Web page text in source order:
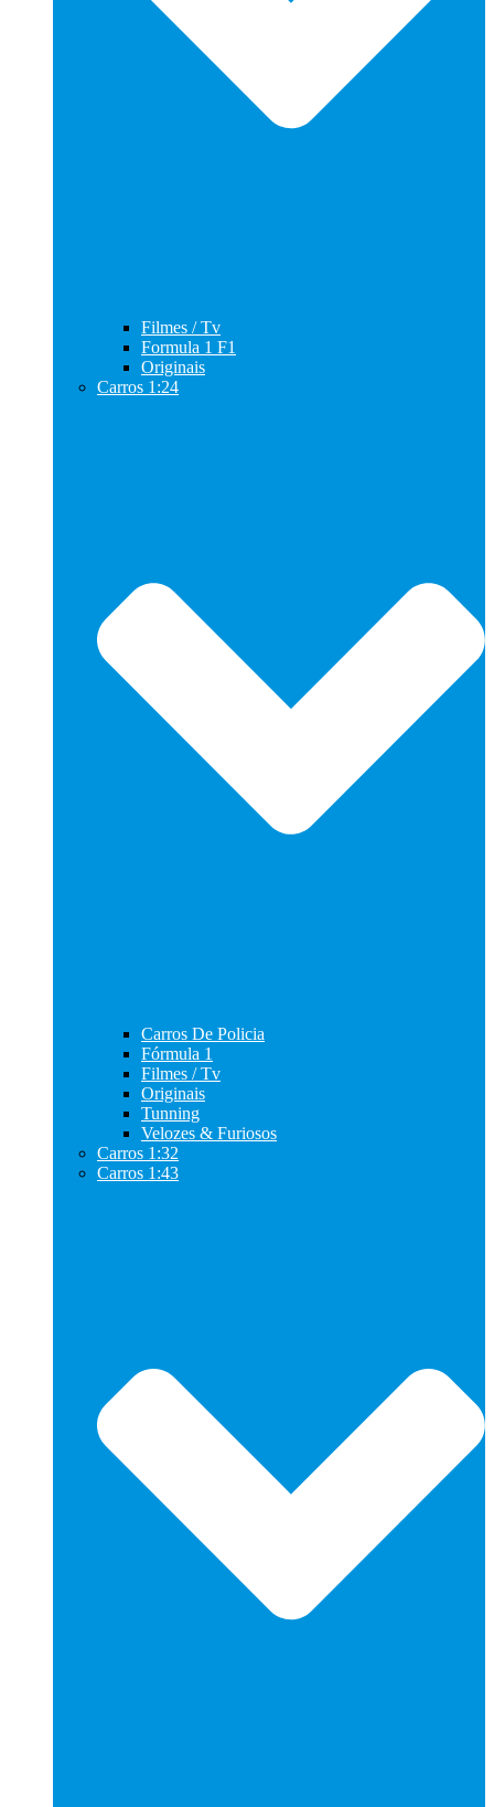
Filmes / Tv
Formula 1 F1
Originais
Carros 1:24
Carros De Policia
Fórmula 1
Filmes / Tv
Originais
Tunning
Velozes & Furiosos
Carros 1:32
Carros 1:43